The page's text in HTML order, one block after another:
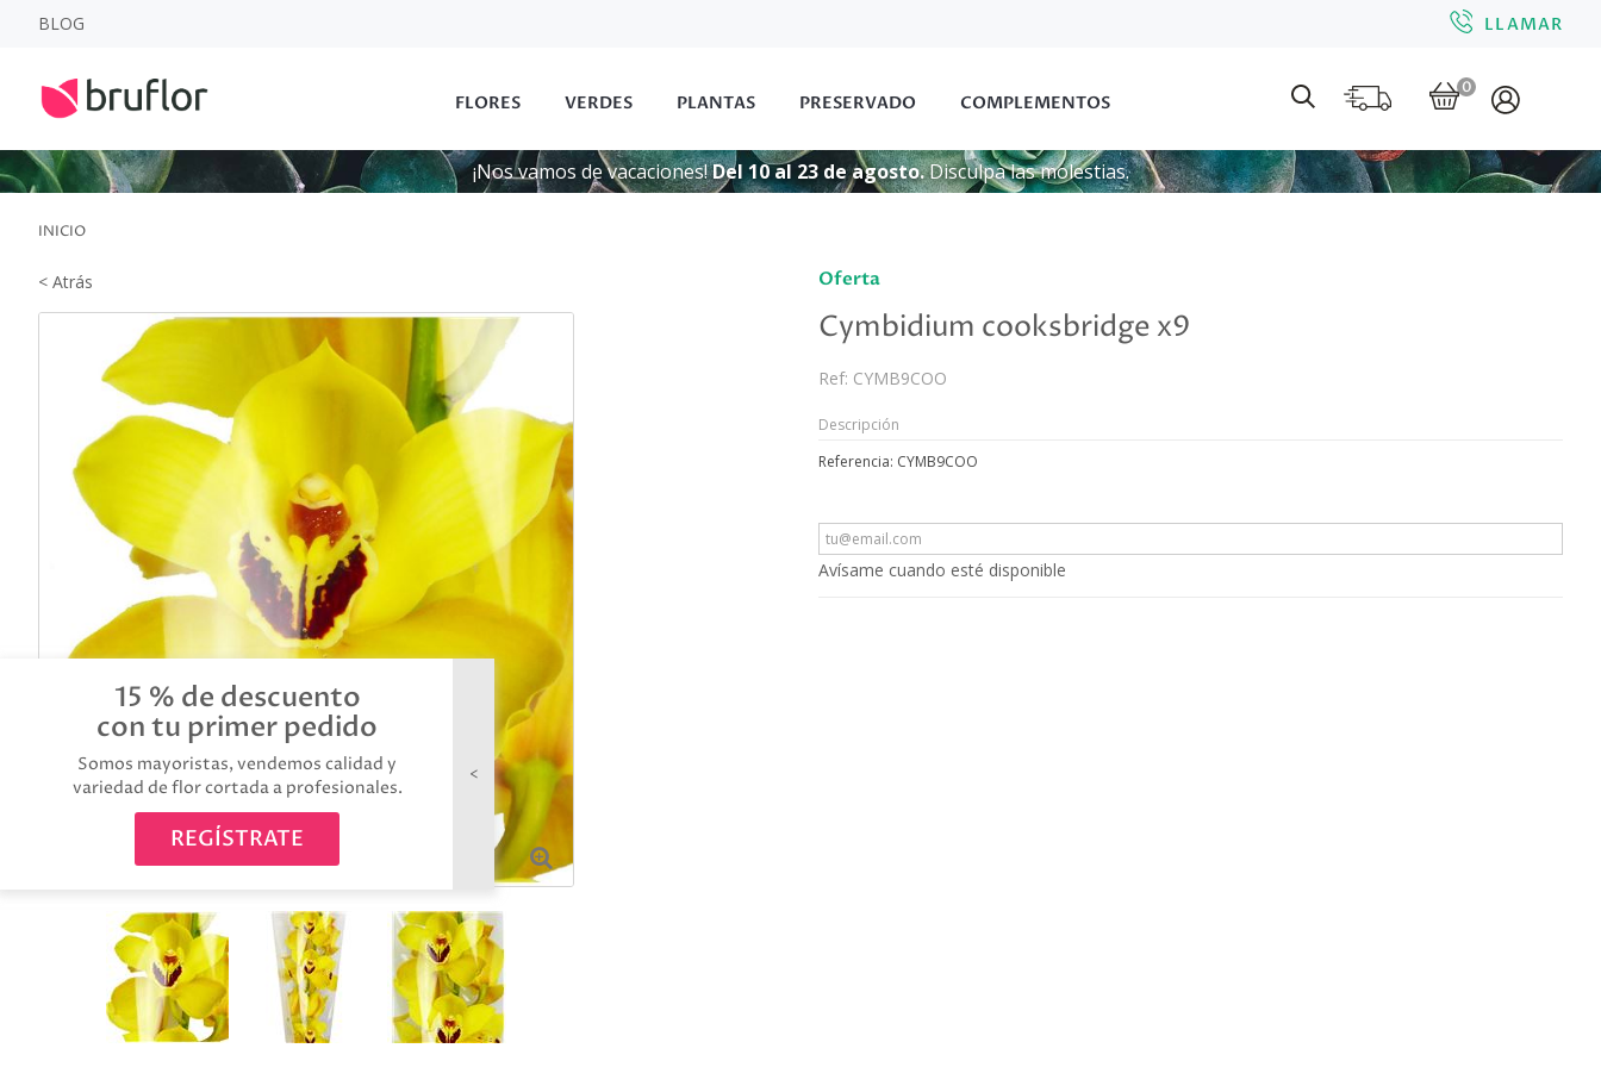
15 % de descuento
con tu primer pedido
Somos mayoristas, vendemos calidad y
variedad de flor cortada a profesionales.
REGÍSTRATE
BLOG LLAMAR
0
FLORES VERDES PLANTAS PRESERVADO COMPLEMENTOS
¡Nos vamos de vacaciones!Del 10 al 23 de agosto.Disculpa las molestias.
INICIO
< Atrás Oferta
Cymbidium cooksbridge x9
Ref: CYMB9COO
Descripción
Referencia: CYMB9COO
Avísame cuando esté disponible